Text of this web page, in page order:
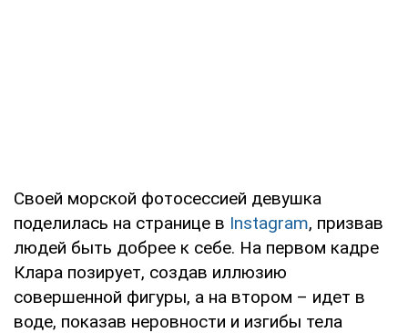
Своей морской фотосессией девушка
поделилась на странице в Instagram, призвав
людей быть добрее к себе. На первом кадре
Клара позирует, создав иллюзию
совершенной фигуры, а на втором – идет в
воде, показав неровности и изгибы тела